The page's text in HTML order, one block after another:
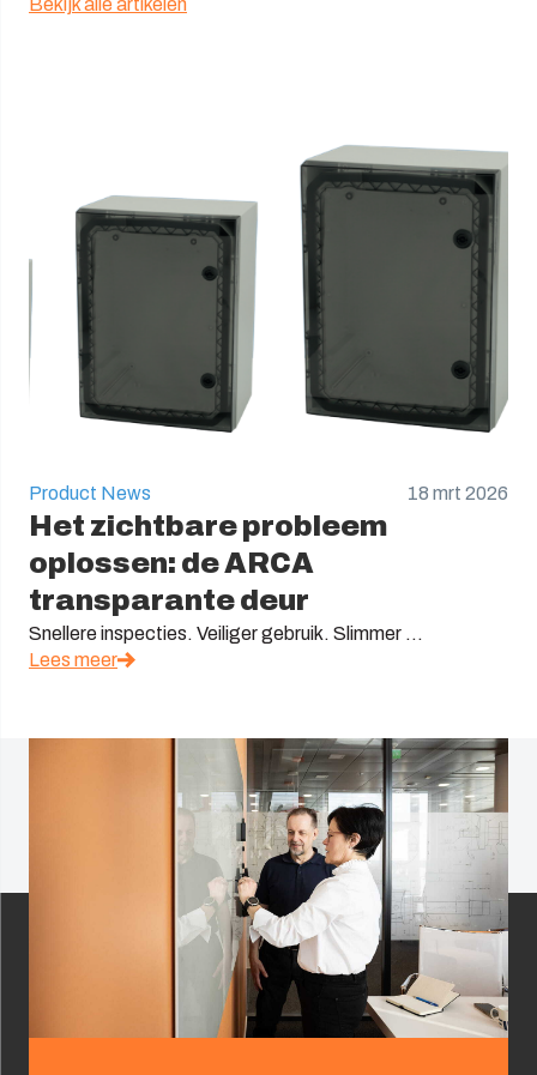
Product News 18 mrt 2026
Het zichtbare probleem
oplossen: de ARCA
transparante deur
Snellere inspecties. Veiliger gebruik. Slimmer ...
Lees meer